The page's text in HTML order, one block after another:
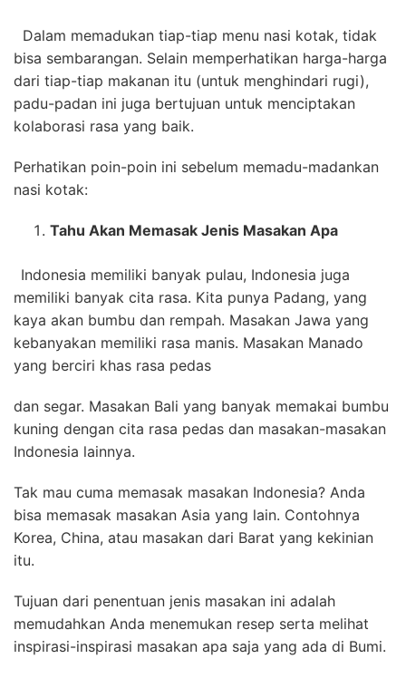
Dalam memadukan tiap-tiap menu nasi kotak, tidak
bisa sembarangan. Selain memperhatikan harga-harga
dari tiap-tiap makanan itu (untuk menghindari rugi),
padu-padan ini juga bertujuan untuk menciptakan
kolaborasi rasa yang baik.
Perhatikan poin-poin ini sebelum memadu-madankan
nasi kotak:
Tahu Akan Memasak Jenis Masakan Apa
Indonesia memiliki banyak pulau, Indonesia juga
memiliki banyak cita rasa. Kita punya Padang, yang
kaya akan bumbu dan rempah. Masakan Jawa yang
kebanyakan memiliki rasa manis. Masakan Manado
yang berciri khas rasa pedas
dan segar. Masakan Bali yang banyak memakai bumbu
kuning dengan cita rasa pedas dan masakan-masakan
Indonesia lainnya.
Tak mau cuma memasak masakan Indonesia? Anda
bisa memasak masakan Asia yang lain. Contohnya
Korea, China, atau masakan dari Barat yang kekinian
itu.
Tujuan dari penentuan jenis masakan ini adalah
memudahkan Anda menemukan resep serta melihat
inspirasi-inspirasi masakan apa saja yang ada di Bumi.